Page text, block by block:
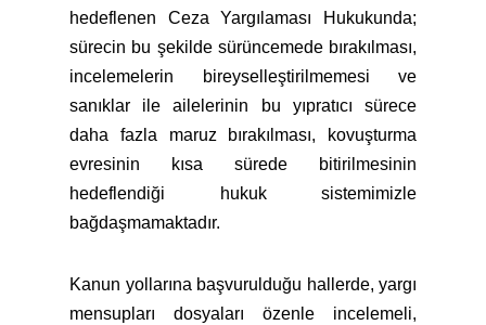
hedeflenen Ceza Yargılaması Hukukunda;
sürecin bu şekilde sürüncemede bırakılması,
incelemelerin bireyselleştirilmemesi ve
sanıklar ile ailelerinin bu yıpratıcı sürece
daha fazla maruz bırakılması, kovuşturma
evresinin kısa sürede bitirilmesinin
hedeflendiği hukuk sistemimizle
bağdaşmamaktadır.
Kanun yollarına başvurulduğu hallerde, yargı
mensupları dosyaları özenle incelemeli,